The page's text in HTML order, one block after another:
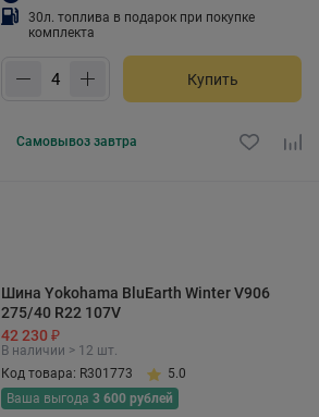
30л. топлива в подарок при покупке
комплекта
Купить
Самовывоз завтра
Шина Yokohama BluEarth Winter V906
275/40 R22 107V
42 230 ₽
В наличии > 12 шт.
Код товара: R301773
5.0
Ваша выгода 3 600 рублей